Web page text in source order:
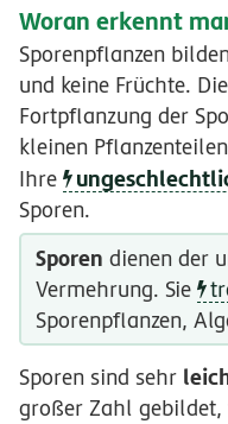
Woran erkennt
Sporenpflanzen
und keine Früchte.
Fortpflanzung der
kleinen
Ihre
Sporen.
Sporen dienen der
Vermehrung. Sie
Sporenpflanzen,
Sporen sind sehr
großer Zahl